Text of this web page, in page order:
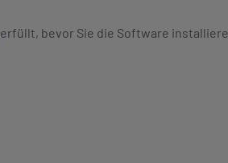
erfüllt, bevor Sie die Software